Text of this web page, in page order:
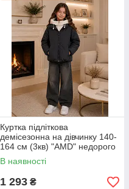
Куртка підліткова
демісезонна на дівчинку 140-
164 см (3кв) "AMD" недорого
від прямого постачальника
В наявності
1 293 ₴